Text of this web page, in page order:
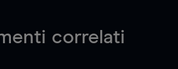
correlati